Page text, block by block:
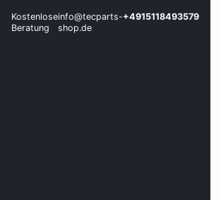
Kostenlose
Beratung
info@tecparts-
shop.de
+4915118493579